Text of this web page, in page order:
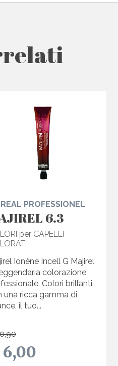
PROFESSIONEL
6.3
per CAPELLI
Ionène Incell G Majirel,
colorazione
Colori brillanti
una ricca gamma di
il tuo...